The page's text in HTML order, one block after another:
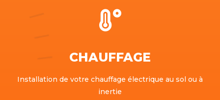

CHAUFFAGE
Installation de votre chauffage électrique au sol ou à
inertie